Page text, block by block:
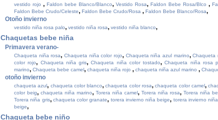
vestido rojo , Faldon bebe Blanco/Blanco, Vestido Rosa, Faldon Bebe Rosa/Blco ,
Faldon Bebe Crudo/Celeste, Faldon Bebe Crudo/Rosa , Faldon Bebe Blanco/Rosa,
Otoño invierno
vestido niña rosa palo, vestido niña rosa, vestido niña blanco,
Chaquetas bebe niña
Primavera verano-
Chaqueta niña rosa,Chaqueta niña color rojo, Chaqueta niña azul marino,Chaqueta
color rojo, Chaqueta niña gris,Chaqueta niña color tostado,Chaqueta niña rosa
marino, Chaqueta bebe camel, chaqueta niña rojo , chaqueta niña azul marino ,
otoño invierno
chaqueta azul, chaqueta color blanco,chaqueta color rosa,chaqueta color camel,
color beig, chaqueta niña marino, Torera niña camel, Torera niña rosa, Torera niña
Torera niña gris, chaqueta color granate, torera invierno niña beige, torera invierno
beige,
Chaqueta bebe niño